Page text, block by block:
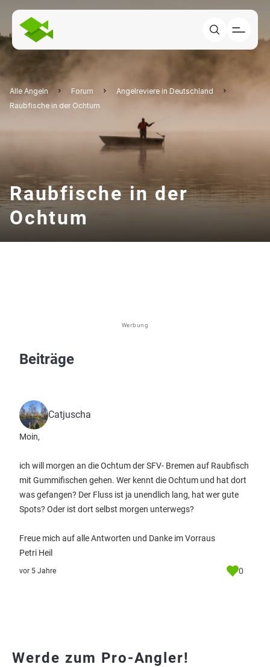
Alle Angeln Forum
Angelreviere in Deutschland
Raubfische in der Ochtum
Raubfische in der
Ochtum
Werbung
Beiträge
Catjuscha
Moin,
ich will morgen an die Ochtum der SFV- Bremen auf Raubfisch
mit Gummifischen gehen. Wer kennt die Ochtum und hat dort
was gefangen? Der Fluss ist ja unendlich lang, hat wer gute
Spots? Oder ist dort selbst morgen unterwegs?
Freue mich auf alle Antworten und Danke im Vorraus
Petri Heil
vor 5 Jahre 0
Werde zum Pro-Angler!